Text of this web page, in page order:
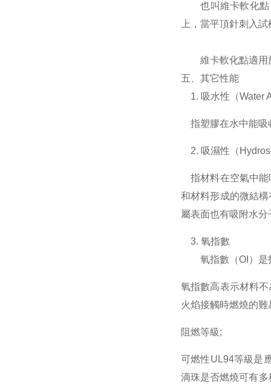
也叫維卡軟化點，
上，當平頂針刺入
維卡軟化點適用於
五、其它性能
1. 吸水性（Water
指塑膠在水中能吸
2. 吸濕性（
指材料在空氣中能
和材料形成的微結
屬表面也有吸附水
3. 氧指數
氧指數（OI）是指
氧指數高表示材料
火焰接觸時燃燒的
阻燃等級;
可燃性UL94等級是
滴珠是否燃燒可有